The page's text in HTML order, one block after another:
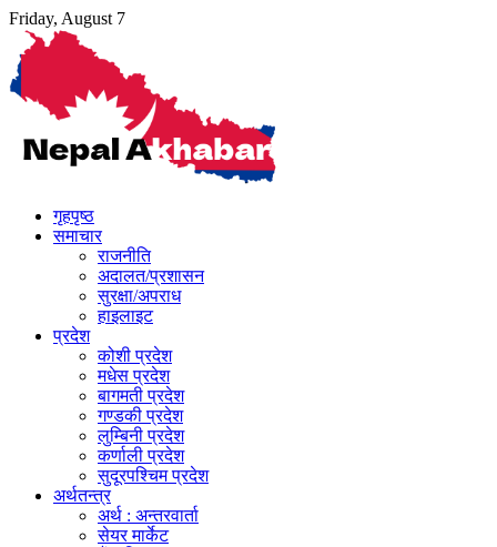
Skip
content
Friday, August 7
गृहपृष्ठ
समाचार
राजनीति
अदालत/प्रशासन
सुरक्षा/अपराध
हाइलाइट
प्रदेश
कोशी प्रदेश
मधेस प्रदेश
बागमती प्रदेश
गण्डकी प्रदेश
लुम्बिनी प्रदेश
कर्णाली प्रदेश
सुदूरपश्चिम प्रदेश
अर्थतन्त्र
अर्थ : अन्तरवार्ता
सेयर मार्केट